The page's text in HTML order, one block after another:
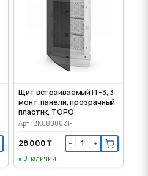
Щит встраиваемый IT-3, 3
монт. панели, прозрачный
пластик, TOPO
Арт: BK080003I-
28 000 ₸ − +
В наличии